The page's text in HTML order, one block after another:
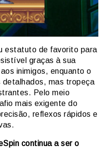
estatuto de favorito para
graças à sua
inimigos, enquanto o
detalhados, mas tropeça
Pelo meio
mais exigente do
reflexos rápidos e
continua a ser o